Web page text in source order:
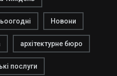
Новони
архітектурне бюро
послуги